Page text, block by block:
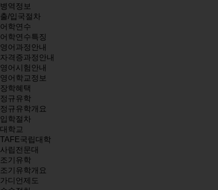
병역정보
출/입국절차
어학연수
어학연수특징
영어과정안내
자격증과정안내
영어시험안내
영어학교정보
장학혜택
정규유학
정규유학개요
입학절차
대학교
TAFE국립대학
사립전문대
조기유학
조기유학개요
가디언제도